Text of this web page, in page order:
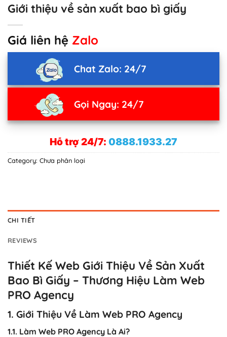
Giới thiệu về sản xuất bao bì giấy
Giá liên hệ Zalo
Chat Zalo: 24/7
Gọi Ngay: 24/7
Hỗ trợ 24/7: 0888.1933.27
Category: Chưa phân loại
CHI TIẾT
REVIEWS
Thiết Kế Web Giới Thiệu Về Sản Xuất
Bao Bì Giấy – Thương Hiệu Làm Web
PRO Agency
1. Giới Thiệu Về Làm Web PRO Agency
1.1. Làm Web PRO Agency Là Ai?